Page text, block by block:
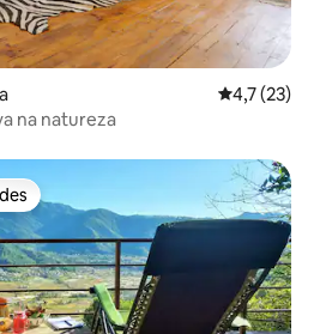
4,7 de uma
4,7 (23)
na natureza
dos hóspedes